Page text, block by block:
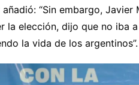
“Sin embargo,
la elección, dijo que no iba
la vida de los argentinos”.